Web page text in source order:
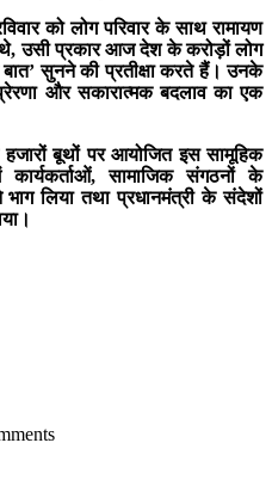
को लोग परिवार के साथ रामायण
उसी प्रकार आज देश के करोड़ों लोग
बात’ सुनने की प्रतीक्षा करते हैं। उनके
और सकारात्मक बदलाव का एक
बूथों पर आयोजित इस सामूहिक
सामाजिक संगठनों के
भाग लिया तथा प्रधानमंत्री के संदेशों